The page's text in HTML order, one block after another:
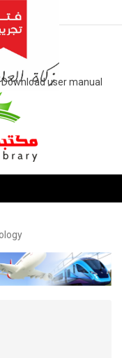
Download user manual